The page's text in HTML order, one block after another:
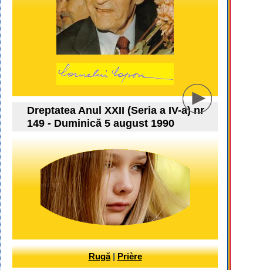
Dreptatea Anul XXII (Seria a IV-a) nr
149 - Duminică 5 august 1990
Rugă|Prière